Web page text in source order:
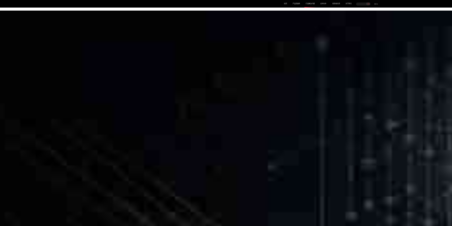
首页 产品及服务 行业解决方案 合作伙伴 投资者关系 关于我们 中EN